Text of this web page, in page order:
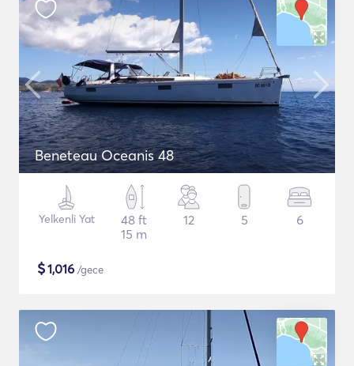
Beneteau Oceanis 48
Yelkenli Yat
48 ft
15 m
12 5 6
$1,016 /gece